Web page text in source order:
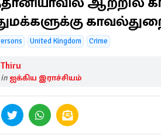
United Kingdom Crime
Thiru
in ஐக்கிய இராச்சியம்